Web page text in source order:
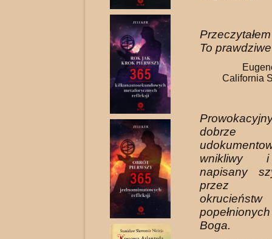
To
California
dobrze
wnikliwy
napisany
przez
okrucieństw
Boga.